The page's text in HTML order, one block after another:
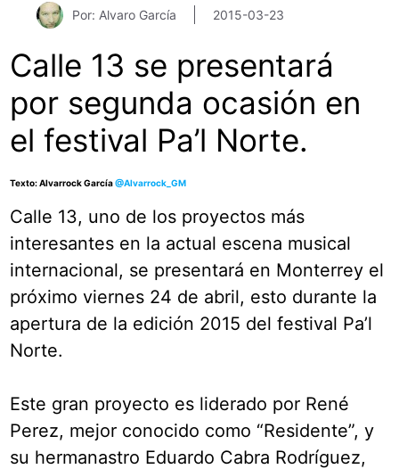
Por: Alvaro García 2015-03-23
Calle 13 se presentará
por segunda ocasión en
el festival Pa’l Norte.
Texto: Alvarrock García@Alvarrock_GM
Calle 13, uno de los proyectos más
interesantes en la actual escena musical
internacional, se presentará en Monterrey el
próximo viernes 24 de abril, esto durante la
apertura de la edición 2015 del festival Pa’l
Norte.
Este gran proyecto es liderado por René
Perez, mejor conocido como “Residente”, y
su hermanastro Eduardo Cabra Rodríguez,